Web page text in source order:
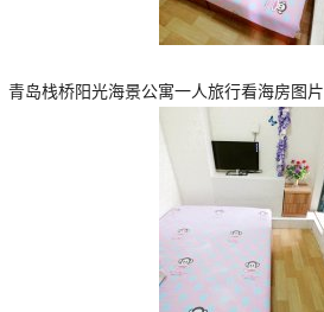
青岛栈桥阳光海景公寓一人旅行看海房图片